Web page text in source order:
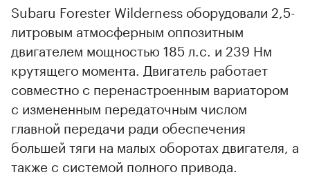
Subaru Forester Wilderness оборудовали 2,5-
литровым атмосферным оппозитным
двигателем мощностью 185 л.с. и 239 Нм
крутящего момента. Двигатель работает
совместно с перенастроенным вариатором
с измененным передаточным числом
главной передачи ради обеспечения
большей тяги на малых оборотах двигателя, а
также с системой полного привода.